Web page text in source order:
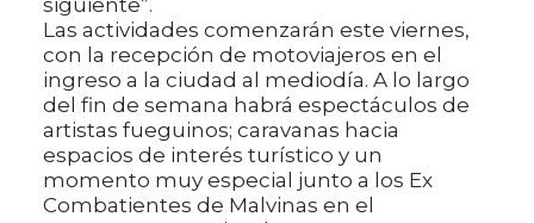
siguiente”.
Las actividades comenzarán este viernes,
con la recepción de motoviajeros en el
ingreso a la ciudad al mediodía. A lo largo
del fin de semana habrá espectáculos de
artistas fueguinos; caravanas hacia
espacios de interés turístico y un
momento muy especial junto a los Ex
Combatientes de Malvinas en el